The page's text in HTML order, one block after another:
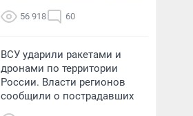
56 918 60
ВСУ ударили ракетами и
дронами по территории
России. Власти регионов
сообщили о пострадавших